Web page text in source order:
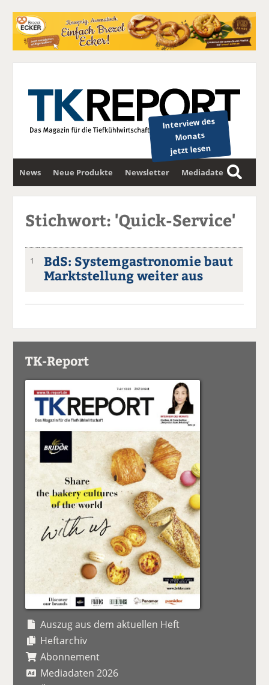
Interview des
Monats
jetzt lesen
News Neue Produkte Newsletter Mediadaten
S
u
h
Stichwort: 'Quick-Service'
1
BdS: Systemgastronomie baut
Marktstellung weiter aus
TK-Report
Auszug aus dem aktuellen Heft
Heftarchiv
Abonnement
Mediadaten 2026